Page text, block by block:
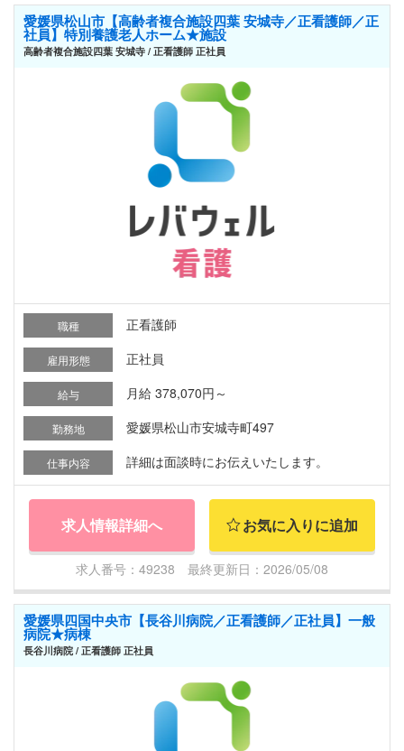
愛媛県松山市【高齢者複合施設四葉 安城寺／正看護師／正
社員】特別養護老人ホーム★施設
高齢者複合施設四葉 安城寺 / 正看護師 正社員
職種 正看護師
雇用形態 正社員
給与 月給 378,070円～
勤務地 愛媛県松山市安城寺町497
仕事内容 詳細は面談時にお伝えいたします。
求人情報詳細へ お気に入りに追加
求人番号：49238 最終更新日：2026/05/08
愛媛県四国中央市【長谷川病院／正看護師／正社員】一般
病院★病棟
長谷川病院 / 正看護師 正社員